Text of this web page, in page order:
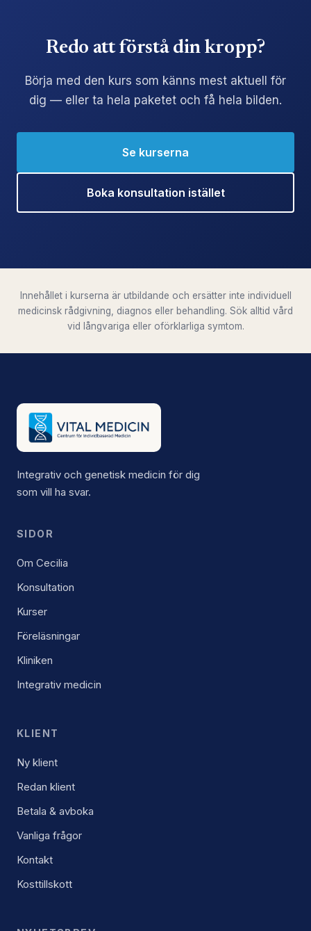
Redo att förstå din kropp?
Börja med den kurs som känns mest aktuell för
dig — eller ta hela paketet och få hela bilden.
Se kurserna
Boka konsultation istället
Innehållet i kurserna är utbildande och ersätter inte individuell
medicinsk rådgivning, diagnos eller behandling. Sök alltid vård
vid långvariga eller oförklarliga symtom.
Integrativ och genetisk medicin för dig
som vill ha svar.
SIDOR
Om Cecilia
Konsultation
Kurser
Föreläsningar
Kliniken
Integrativ medicin
KLIENT
Ny klient
Redan klient
Betala & avboka
Vanliga frågor
Kontakt
Kosttillskott